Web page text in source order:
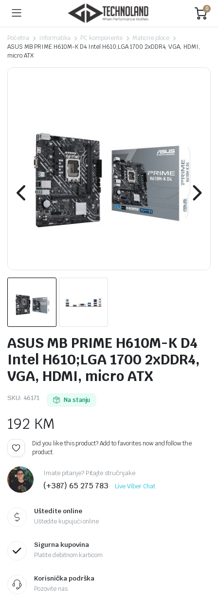
0
Početna Informatika PC komponente
Maticne ploce
ASUS MB PRIME H610M-K D4 Intel H610;LGA 1700 2xDDR4, VGA, HDMI,
micro ATX
ASUS MB PRIME H610M-K D4
Intel H610;LGA 1700 2xDDR4,
VGA, HDMI, micro ATX
SKU: 46171 Na stanju
192 KM
Did you like this product? Add to favorites now and follow the
product.
Imate pitanje? Pitajte stručnjake
(+387) 65 275 783 Live Viber Chat
Uštedite online
Uštedite kupujući online
Sigurna kupovina
Platite debitnom karticom
Korisnička podrška
Pozovite nas